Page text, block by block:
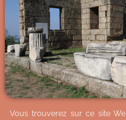
Vous trouverez sur ce site